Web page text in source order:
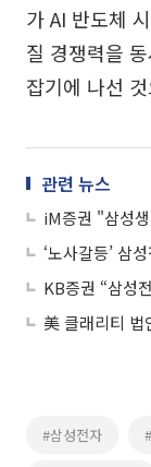
가 AI 반도체
질 경쟁력을
잡기에 나선
관련 뉴스
#삼성전자